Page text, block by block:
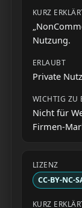
Nutzung.
Private
Nicht für
Firmen-
CC-BY-NC-